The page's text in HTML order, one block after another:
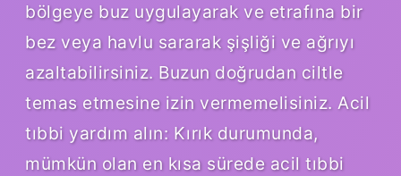
bölgeye buz uygulayarak ve etrafına bir
bez veya havlu sararak şişliği ve ağrıyı
azaltabilirsiniz. Buzun doğrudan ciltle
temas etmesine izin vermemelisiniz. Acil
tıbbi yardım alın: Kırık durumunda,
mümkün olan en kısa sürede acil tıbbi